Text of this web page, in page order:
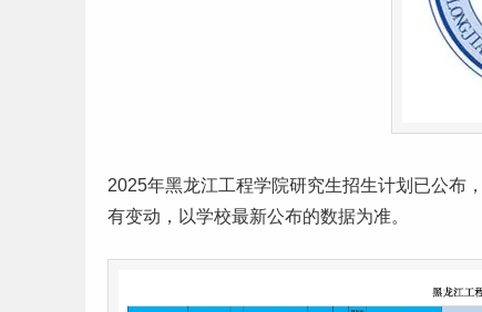
2025年黑龙江工程学院研究生招生计划已公布
有变动，以学校最新公布的数据为准。